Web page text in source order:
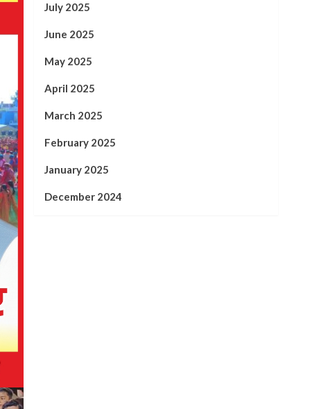
July 2025
June 2025
May 2025
April 2025
March 2025
February 2025
January 2025
December 2024